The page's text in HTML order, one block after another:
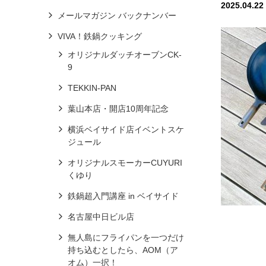
2025.04.22
メールマガジン バックナンバー
VIVA！鉄鍋クッキング
オリジナルダッチオーブンCK-
9
TEKKIN-PAN
葉山本店・開店10周年記念
横浜ベイサイド店イベントスケ
ジュール
オリジナルスモーカーCUYURI
くゆり
鉄鍋超入門講座 in ベイサイド
名古屋中日ビル店
無人島にフライパンを一つだけ
持ち込むとしたら、AOM（ア
オム）一択！